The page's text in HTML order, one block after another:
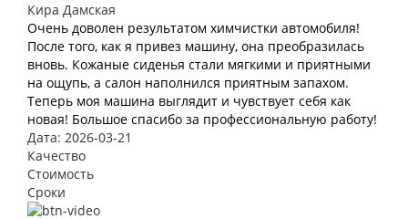
Кира Дамская
Очень доволен результатом химчистки автомобиля!
После того, как я привез машину, она преобразилась
вновь. Кожаные сиденья стали мягкими и приятными
на ощупь, а салон наполнился приятным запахом.
Теперь моя машина выглядит и чувствует себя как
новая! Большое спасибо за профессиональную работу!
Дата: 2026-03-21
Качество
Стоимость
Сроки